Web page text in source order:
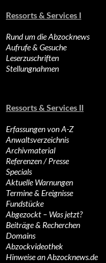
Ressorts & Services I
Rund um die Abzocknews
Aufrufe & Gesuche
Leserzuschriften
Stellungnahmen
Ressorts & Services II
Erfassungen von A-Z
Anwaltsverzeichnis
Archivmaterial
Referenzen / Presse
Specials
Aktuelle Warnungen
Termine & Ereignisse
Fundstücke
Abgezockt – Was jetzt?
Beiträge & Recherchen
Domains
Abzockvideothek
Hinweise an Abzocknews.de